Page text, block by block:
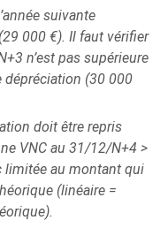
suivante
000 €). Il faut vérifier
n’est pas supérieure
dépréciation (30 000
doit être repris
VNC au 31/12/N+4 >
limitée au montant qui
(linéaire =